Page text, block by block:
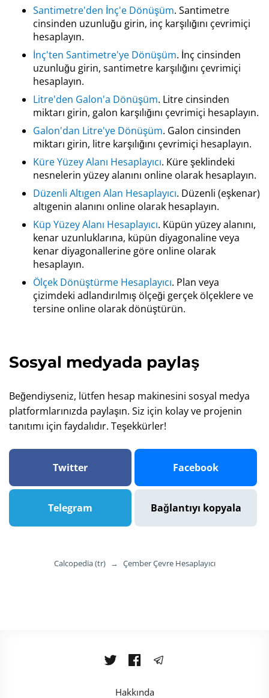
Santimetre'den İnç'e Dönüşüm. Santimetre
cinsinden uzunluğu girin, inç karşılığını çevrimiçi
hesaplayın.
İnç'ten Santimetre'ye Dönüşüm. İnç cinsinden
uzunluğu girin, santimetre karşılığını çevrimiçi
hesaplayın.
Litre'den Galon'a Dönüşüm. Litre cinsinden
miktarı girin, galon karşılığını çevrimiçi hesaplayın.
Galon'dan Litre'ye Dönüşüm. Galon cinsinden
miktarı girin, litre karşılığını çevrimiçi hesaplayın.
Küre Yüzey Alanı Hesaplayıcı. Küre şeklindeki
nesnelerin yüzey alanını online olarak hesaplayın.
Düzenli Altıgen Alan Hesaplayıcı. Düzenli (eşkenar)
altıgenin alanını online olarak hesaplayın.
Küp Yüzey Alanı Hesaplayıcı. Küpün yüzey alanını,
kenar uzunluklarına, küpün diyagonaline veya
kenar diyagonallerine göre online olarak
hesaplayın.
Ölçek Dönüştürme Hesaplayıcı. Plan veya
çizimdeki adlandırılmış ölçeği gerçek ölçeklere ve
tersine online olarak dönüştürün.
Sosyal medyada paylaş
Beğendiyseniz, lütfen hesap makinesini sosyal medya
platformlarınızda paylaşın. Siz için kolay ve projenin
tanıtımı için faydalıdır. Teşekkürler!
Twitter Facebook
Telegram Bağlantıyı kopyala
Calcopedia (tr) → Çember Çevre Hesaplayıcı
Hakkında